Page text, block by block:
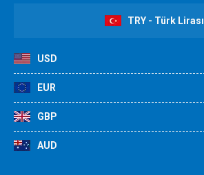
TRY - Türk Lirası
USD
EUR
GBP
AUD